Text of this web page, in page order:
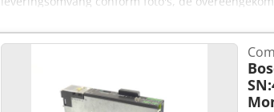
toepassing. Vraag apart naar de prijs Crodpjv E Tt